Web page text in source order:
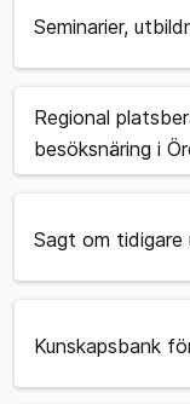
Seminarier,
Regional
besöksnäring i
Sagt om tidigare
Kunskapsbank